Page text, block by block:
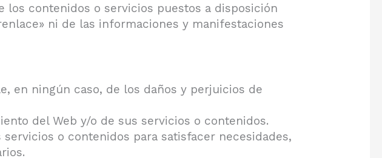
los contenidos o servicios puestos a disposición
ni de las informaciones y manifestaciones
en ningún caso, de los daños y perjuicios de
del Web y/o de sus servicios o contenidos.
o contenidos para satisfacer necesidades,